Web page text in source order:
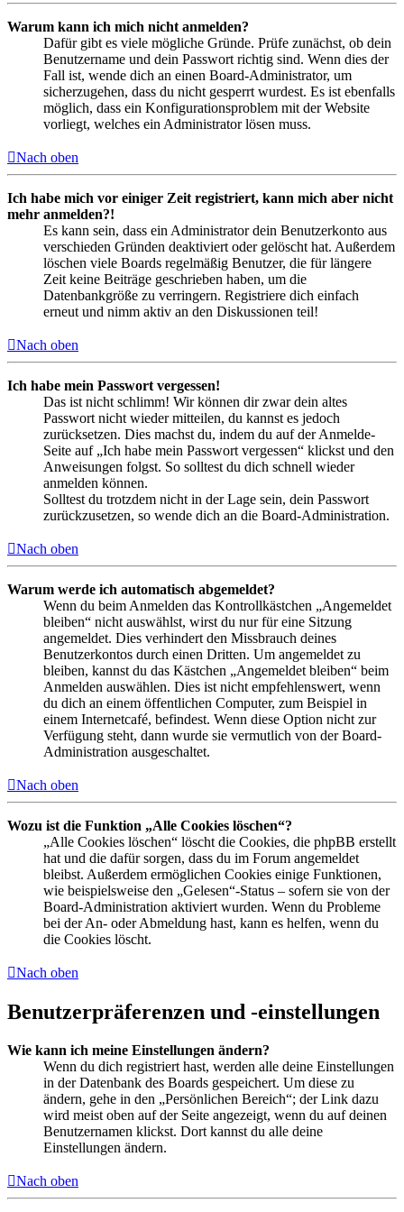
Warum kann ich mich nicht anmelden?
Dafür gibt es viele mögliche Gründe. Prüfe zunächst, ob dein
Benutzername und dein Passwort richtig sind. Wenn dies der
Fall ist, wende dich an einen Board-Administrator, um
sicherzugehen, dass du nicht gesperrt wurdest. Es ist ebenfalls
möglich, dass ein Konfigurationsproblem mit der Website
vorliegt, welches ein Administrator lösen muss.
Nach oben
Ich habe mich vor einiger Zeit registriert, kann mich aber nicht
mehr anmelden?!
Es kann sein, dass ein Administrator dein Benutzerkonto aus
verschieden Gründen deaktiviert oder gelöscht hat. Außerdem
löschen viele Boards regelmäßig Benutzer, die für längere
Zeit keine Beiträge geschrieben haben, um die
Datenbankgröße zu verringern. Registriere dich einfach
erneut und nimm aktiv an den Diskussionen teil!
Nach oben
Ich habe mein Passwort vergessen!
Das ist nicht schlimm! Wir können dir zwar dein altes
Passwort nicht wieder mitteilen, du kannst es jedoch
zurücksetzen. Dies machst du, indem du auf der Anmelde-
Seite auf „Ich habe mein Passwort vergessen“ klickst und den
Anweisungen folgst. So solltest du dich schnell wieder
anmelden können.
Solltest du trotzdem nicht in der Lage sein, dein Passwort
zurückzusetzen, so wende dich an die Board-Administration.
Nach oben
Warum werde ich automatisch abgemeldet?
Wenn du beim Anmelden das Kontrollkästchen „Angemeldet
bleiben“ nicht auswählst, wirst du nur für eine Sitzung
angemeldet. Dies verhindert den Missbrauch deines
Benutzerkontos durch einen Dritten. Um angemeldet zu
bleiben, kannst du das Kästchen „Angemeldet bleiben“ beim
Anmelden auswählen. Dies ist nicht empfehlenswert, wenn
du dich an einem öffentlichen Computer, zum Beispiel in
einem Internetcafé, befindest. Wenn diese Option nicht zur
Verfügung steht, dann wurde sie vermutlich von der Board-
Administration ausgeschaltet.
Nach oben
Wozu ist die Funktion „Alle Cookies löschen“?
„Alle Cookies löschen“ löscht die Cookies, die phpBB erstellt
hat und die dafür sorgen, dass du im Forum angemeldet
bleibst. Außerdem ermöglichen Cookies einige Funktionen,
wie beispielsweise den „Gelesen“-Status – sofern sie von der
Board-Administration aktiviert wurden. Wenn du Probleme
bei der An- oder Abmeldung hast, kann es helfen, wenn du
die Cookies löscht.
Nach oben
Benutzerpräferenzen und -einstellungen
Wie kann ich meine Einstellungen ändern?
Wenn du dich registriert hast, werden alle deine Einstellungen
in der Datenbank des Boards gespeichert. Um diese zu
ändern, gehe in den „Persönlichen Bereich“; der Link dazu
wird meist oben auf der Seite angezeigt, wenn du auf deinen
Benutzernamen klickst. Dort kannst du alle deine
Einstellungen ändern.
Nach oben